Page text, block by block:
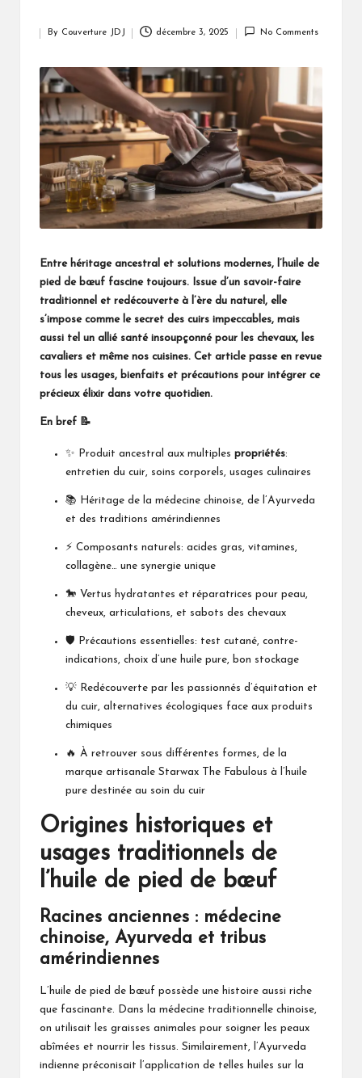
By Couverture JDJ décembre 3, 2025 No Comments
Entre héritage ancestral et solutions modernes, l’huile de
pied de bœuf fascine toujours. Issue d’un savoir-faire
traditionnel et redécouverte à l’ère du naturel, elle
s’impose comme le secret des cuirs impeccables, mais
aussi tel un allié santé insoupçonné pour les chevaux, les
cavaliers et même nos cuisines. Cet article passe en revue
tous les usages, bienfaits et précautions pour intégrer ce
précieux élixir dans votre quotidien.
En bref 📝
✨ Produit ancestral aux multiples propriétés:
entretien du cuir, soins corporels, usages culinaires
📚 Héritage de la médecine chinoise, de l’Ayurveda
et des traditions amérindiennes
⚡ Composants naturels: acides gras, vitamines,
collagène… une synergie unique
🐎 Vertus hydratantes et réparatrices pour peau,
cheveux, articulations, et sabots des chevaux
🛡️ Précautions essentielles: test cutané, contre-
indications, choix d’une huile pure, bon stockage
💡 Redécouverte par les passionnés d’équitation et
du cuir, alternatives écologiques face aux produits
chimiques
🔥 À retrouver sous différentes formes, de la
marque artisanale Starwax The Fabulous à l’huile
pure destinée au soin du cuir
Origines historiques et
usages traditionnels de
l’huile de pied de bœuf
Racines anciennes : médecine
chinoise, Ayurveda et tribus
amérindiennes
L’huile de pied de bœuf possède une histoire aussi riche
que fascinante. Dans la médecine traditionnelle chinoise,
on utilisait les graisses animales pour soigner les peaux
abîmées et nourrir les tissus. Similairement, l’Ayurveda
indienne préconisait l’application de telles huiles sur la